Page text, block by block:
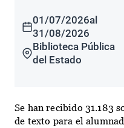
01/07/2026al
31/08/2026
Biblioteca Pública
del Estado
Se han recibido 31.183
de texto para el